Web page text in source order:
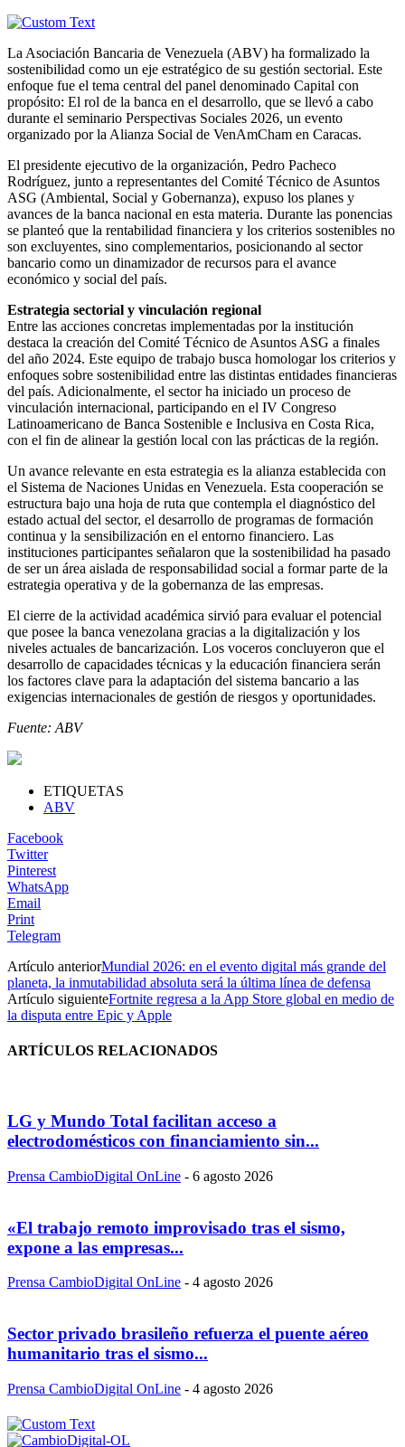
La Asociación Bancaria de Venezuela (ABV) ha formalizado la
sostenibilidad como un eje estratégico de su gestión sectorial. Este
enfoque fue el tema central del panel denominado Capital con
propósito: El rol de la banca en el desarrollo, que se llevó a cabo
durante el seminario Perspectivas Sociales 2026, un evento
organizado por la Alianza Social de VenAmCham en Caracas.
El presidente ejecutivo de la organización, Pedro Pacheco
Rodríguez, junto a representantes del Comité Técnico de Asuntos
ASG (Ambiental, Social y Gobernanza), expuso los planes y
avances de la banca nacional en esta materia. Durante las ponencias
se planteó que la rentabilidad financiera y los criterios sostenibles no
son excluyentes, sino complementarios, posicionando al sector
bancario como un dinamizador de recursos para el avance
económico y social del país.
Estrategia sectorial y vinculación regional
Entre las acciones concretas implementadas por la institución
destaca la creación del Comité Técnico de Asuntos ASG a finales
del año 2024. Este equipo de trabajo busca homologar los criterios y
enfoques sobre sostenibilidad entre las distintas entidades financieras
del país. Adicionalmente, el sector ha iniciado un proceso de
vinculación internacional, participando en el IV Congreso
Latinoamericano de Banca Sostenible e Inclusiva en Costa Rica,
con el fin de alinear la gestión local con las prácticas de la región.
Un avance relevante en esta estrategia es la alianza establecida con
el Sistema de Naciones Unidas en Venezuela. Esta cooperación se
estructura bajo una hoja de ruta que contempla el diagnóstico del
estado actual del sector, el desarrollo de programas de formación
continua y la sensibilización en el entorno financiero. Las
instituciones participantes señalaron que la sostenibilidad ha pasado
de ser un área aislada de responsabilidad social a formar parte de la
estrategia operativa y de la gobernanza de las empresas.
El cierre de la actividad académica sirvió para evaluar el potencial
que posee la banca venezolana gracias a la digitalización y los
niveles actuales de bancarización. Los voceros concluyeron que el
desarrollo de capacidades técnicas y la educación financiera serán
los factores clave para la adaptación del sistema bancario a las
exigencias internacionales de gestión de riesgos y oportunidades.
Fuente: ABV
ETIQUETAS
ABV
Facebook
Twitter
Pinterest
WhatsApp
Email
Print
Telegram
Artículo anteriorMundial 2026: en el evento digital más grande del
planeta, la inmutabilidad absoluta será la última línea de defensa
Artículo siguienteFortnite regresa a la App Store global en medio de
la disputa entre Epic y Apple
ARTÍCULOS RELACIONADOS
LG y Mundo Total facilitan acceso a
electrodomésticos con financiamiento sin...
Prensa CambioDigital OnLine - 6 agosto 2026
«El trabajo remoto improvisado tras el sismo,
expone a las empresas...
Prensa CambioDigital OnLine - 4 agosto 2026
Sector privado brasileño refuerza el puente aéreo
humanitario tras el sismo...
Prensa CambioDigital OnLine - 4 agosto 2026